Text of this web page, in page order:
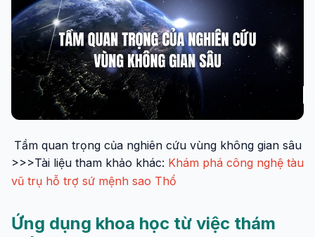
Tầm quan trọng của nghiên cứu vùng không gian sâu
>>>Tài liệu tham khảo khác: Khám phá công nghệ tàu
vũ trụ hỗ trợ sứ mệnh sao Thổ
Ứng dụng khoa học từ việc thám